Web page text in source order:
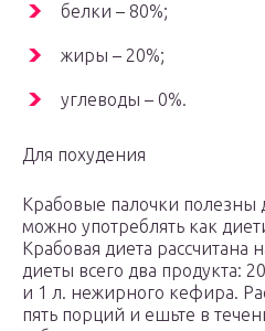
белки – 80%;
жиры – 20%;
углеводы – 0%.
Для похудения
Крабовые палочки
можно употреблять как
Крабовая диета рассчитана
диеты всего два продукта:
и 1 л. нежирного кефира.
пять порций и ешьте в